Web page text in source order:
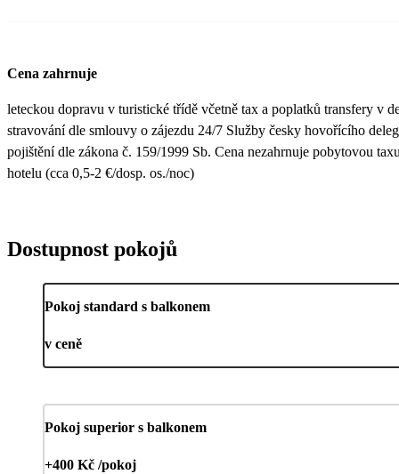
Cena zahrnuje
leteckou dopravu v turistické třídě včetně tax a poplatků transfery v
stravování dle smlouvy o zájezdu 24/7 Služby česky hovořícího
pojištění dle zákona č. 159/1999 Sb. Cena nezahrnuje pobytovou
hotelu (cca 0,5-2 €/dosp. os./noc)
Dostupnost pokojů
Pokoj standard s balkonem
v ceně
Pokoj superior s balkonem
+400 Kč /pokoj